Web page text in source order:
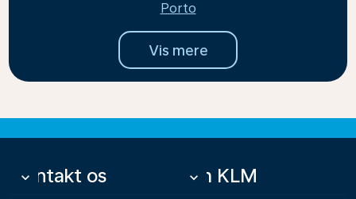
Porto
Vis mere
Kontakt os
keyboard_arrow_down Om KLM
keyboard_arrow_down